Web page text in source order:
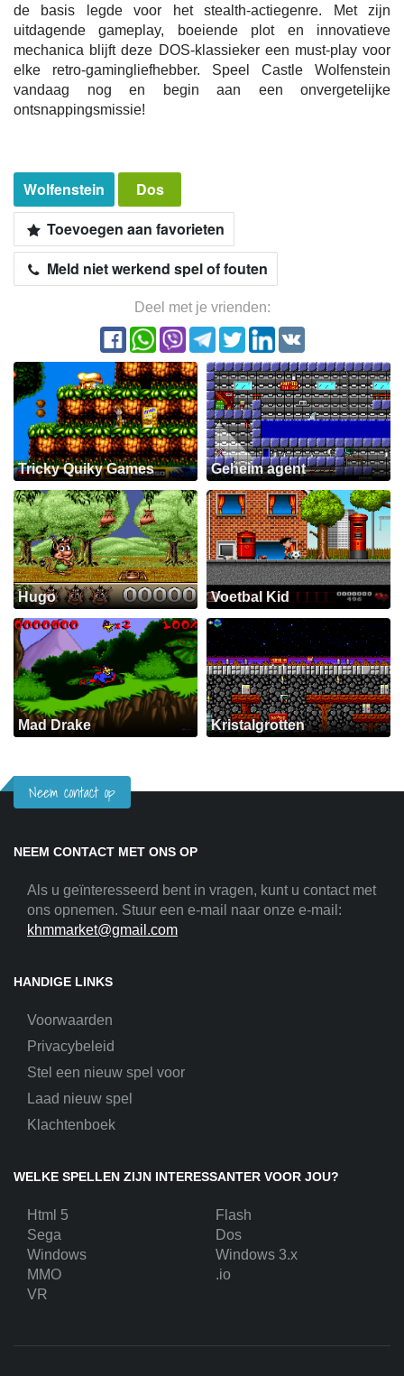
de basis legde voor het stealth-actiegenre. Met zijn
uitdagende gameplay, boeiende plot en innovatieve
mechanica blijft deze DOS-klassieker een must-play voor
elke retro-gamingliefhebber. Speel Castle Wolfenstein
vandaag nog en begin aan een onvergetelijke
ontsnappingsmissie!
Wolfenstein
Dos
Toevoegen aan favorieten
Meld niet werkend spel of fouten
Deel met je vrienden:
Tricky Quiky Games Geheim agent
Hugo Voetbal Kid
Mad Drake Kristalgrotten
Neem contact op
NEEM CONTACT MET ONS OP
Als u geïnteresseerd bent in vragen, kunt u contact met
ons opnemen. Stuur een e-mail naar onze e-mail:
khmmarket@gmail.com
HANDIGE LINKS
Voorwaarden
Privacybeleid
Stel een nieuw spel voor
Laad nieuw spel
Klachtenboek
WELKE SPELLEN ZIJN INTERESSANTER VOOR JOU?
Html 5
Flash
Sega
Dos
Windows
Windows 3.x
MMO
.io
VR